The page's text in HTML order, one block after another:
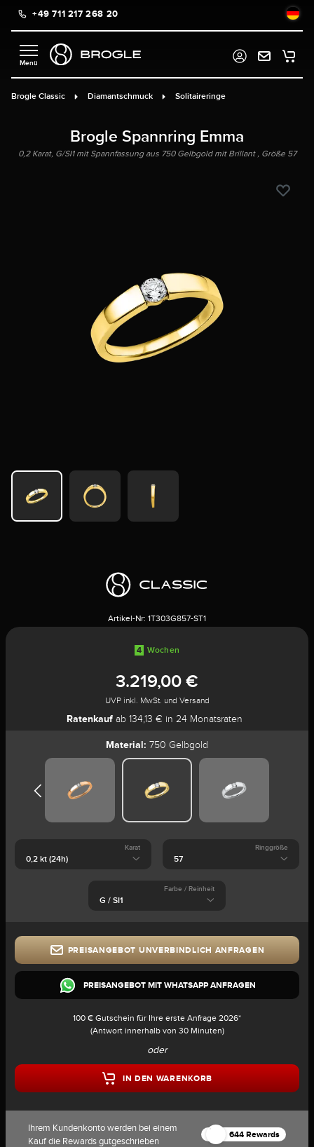
springen
+49 711 217 268 20
Brogle Classic Diamantschmuck Solitaireringe
Brogle Spannring Emma
0,2 Karat, G/SI1 mit Spannfassung aus 750 Gelbgold mit Brillant , Größe 57
Artikel-Nr: 1T303G857-ST1
4 Wochen
3.219,00 €
UVP inkl. MwSt. und Versand
Ratenkaufab 134,13 € in 24 Monatsraten
Material: 750 Gelbgold
Karat Ringgröße
Farbe / Reinheit
PREISANGEBOT UNVERBINDLICH ANFRAGEN
PREISANGEBOT MIT WHATSAPP ANFRAGEN
100 € Gutschein für Ihre erste Anfrage 2026*
(Antwort innerhalb von 30 Minuten)
oder
IN DEN WARENKORB
Ihrem Kundenkonto werden bei einem
Kauf die Rewards gutgeschrieben
644 Rewards